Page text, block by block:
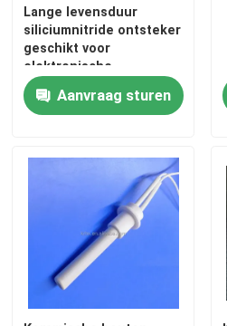
Lange levensduur
siliciumnitride ontsteker
geschikt voor
elektronische
componenten bij hoge
temperaturen
Aanvraag sturen